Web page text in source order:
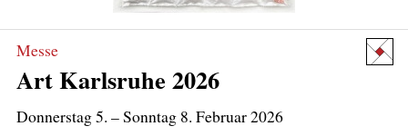
Messe
Art Karlsruhe 2026
Donnerstag 5.
– Sonntag 8. Februar 2026